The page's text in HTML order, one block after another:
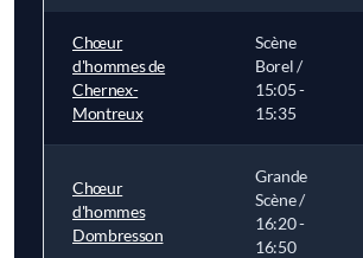
Chœur
d'hommes de
Chernex-
Montreux
Scène
Borel /
15:05 -
15:35
Chœur
d'hommes
Dombresson
Grande
Scène /
16:20 -
16:50